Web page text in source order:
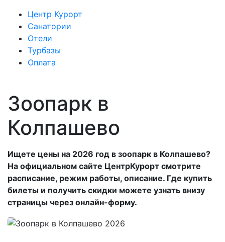
Центр Курорт
Санатории
Отели
Турбазы
Оплата
Зоопарк в
Колпашево
Ищете цены на 2026 год в зоопарк в Колпашево?
На официальном сайте ЦентрКурорт смотрите
расписание, режим работы, описание. Где купить
билеты и получить скидки можете узнать внизу
страницы через онлайн-форму.